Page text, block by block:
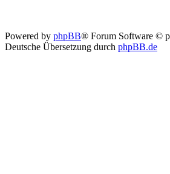
Powered by phpBB® Forum Software ©
Deutsche Übersetzung durch phpBB.de